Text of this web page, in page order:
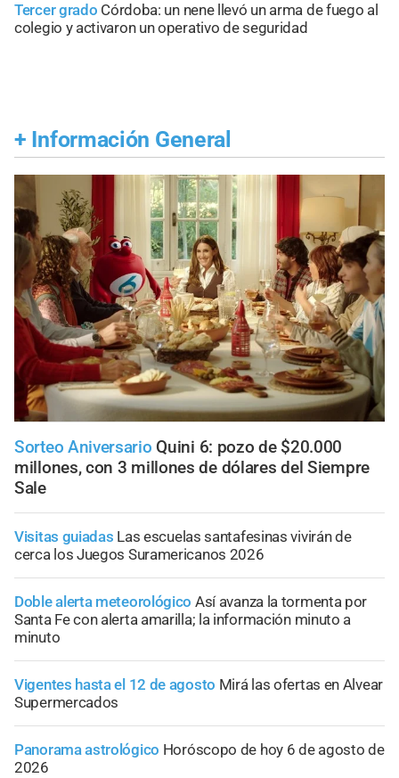
Tercer grado Córdoba: un nene llevó un arma de fuego al
colegio y activaron un operativo de seguridad
+ Información General
Sorteo Aniversario Quini 6: pozo de $20.000
millones, con 3 millones de dólares del Siempre
Sale
Visitas guiadas Las escuelas santafesinas vivirán de
cerca los Juegos Suramericanos 2026
Doble alerta meteorológico Así avanza la tormenta por
Santa Fe con alerta amarilla; la información minuto a
minuto
Vigentes hasta el 12 de agosto Mirá las ofertas en Alvear
Supermercados
Panorama astrológico Horóscopo de hoy 6 de agosto de
2026